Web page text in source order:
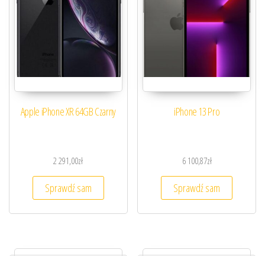
Apple iPhone XR 64GB Czarny
2 291,00zł
Sprawdź sam
iPhone 13 Pro
6 100,87zł
Sprawdź sam